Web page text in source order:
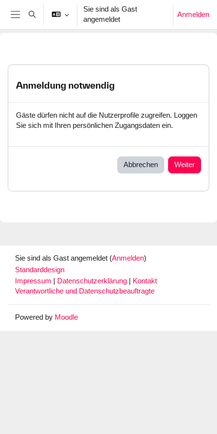
Zum Hauptinhalt
Website-Übersicht
Sucheingabe umschalten
Sie sind als Gast
angemeldet
Anmelden
Anmeldung notwendig
Gäste dürfen nicht auf die Nutzerprofile zugreifen. Loggen
Sie sich mit Ihren persönlichen Zugangsdaten ein.
Abbrechen Weiter
Sie sind als Gast angemeldet (Anmelden)
Standarddesign
Impressum
Datenschutzerklärung
Kontakt
Verantwortliche und Datenschutzbeauftragte
Powered by Moodle